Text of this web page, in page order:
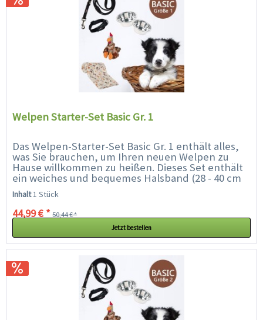
Welpen Starter-Set Basic Gr. 1
Das Welpen-Starter-Set Basic Gr. 1 enthält alles,
was Sie brauchen, um Ihren neuen Welpen zu
Hause willkommen zu heißen. Dieses Set enthält
ein weiches und bequemes Halsband (28 - 40 cm
geeignet für Rassen wie...
Inhalt1 Stück
44,99 € * 50,44 € *
Jetzt bestellen